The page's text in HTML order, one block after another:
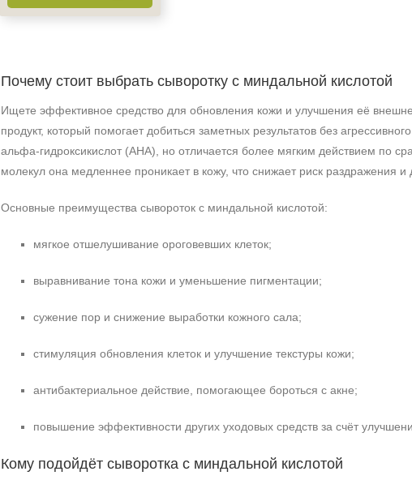
Почему стоит выбрать сыворотку с миндальной кислотой
Ищете эффективное средство для обновления кожи и улучшения её
продукт, который помогает добиться заметных результатов без
альфа‑гидроксикислот (AHA), но отличается более мягким действием по
молекул она медленнее проникает в кожу, что снижает риск раздражения
Основные преимущества сывороток с миндальной кислотой:
мягкое отшелушивание ороговевших клеток;
выравнивание тона кожи и уменьшение пигментации;
сужение пор и снижение выработки кожного сала;
стимуляция обновления клеток и улучшение текстуры кожи;
антибактериальное действие, помогающее бороться с акне;
повышение эффективности других уходовых средств за счёт
Кому подойдёт сыворотка с миндальной кислотой
+7 (495) 640-58-89